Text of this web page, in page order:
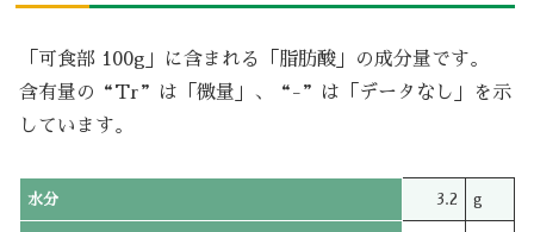
「可食部 100g」に含まれる「脂肪酸」の成分量です。
含有量の“Tr”は「微量」、“-”は「データなし」を示
しています。
水分 3.2 g